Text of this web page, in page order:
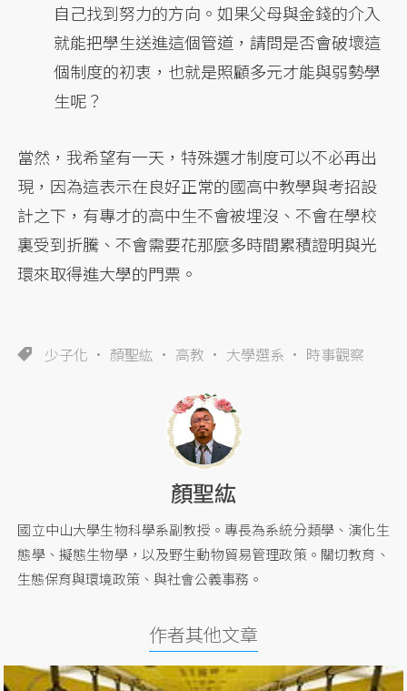
自己找到努力的方向。如果父母與金錢的介入
就能把學生送進這個管道，請問是否會破壞這
個制度的初衷，也就是照顧多元才能與弱勢學
生呢？
當然，我希望有一天，特殊選才制度可以不必再出
現，因為這表示在良好正常的國高中教學與考招設
計之下，有專才的高中生不會被埋沒、不會在學校
裏受到折騰、不會需要花那麼多時間累積證明與光
環來取得進大學的門票。
少子化 顏聖紘 高教 大學選系 時事觀察
顏聖紘
國立中山大學生物科學系副教授。專長為系統分類學、演化生
態學、擬態生物學，以及野生動物貿易管理政策。關切教育、
生態保育與環境政策、與社會公義事務。
作者其他文章